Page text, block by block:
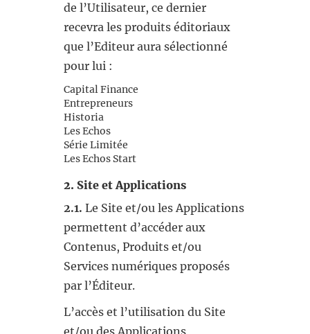
de l’Utilisateur, ce dernier
recevra les produits éditoriaux
que l’Editeur aura sélectionné
pour lui :
Capital Finance
Entrepreneurs
Historia
Les Echos
Série Limitée
Les Echos Start
2. Site et Applications
2.1. Le Site et/ou les Applications
permettent d’accéder aux
Contenus, Produits et/ou
Services numériques proposés
par l’Éditeur.
L’accès et l’utilisation du Site
et/ou des Applications